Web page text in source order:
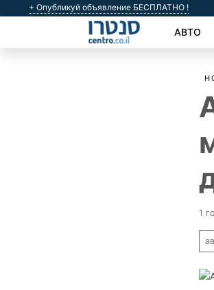
+ Опубликуй объявление БЕСПЛАТНО !
АВТО
1